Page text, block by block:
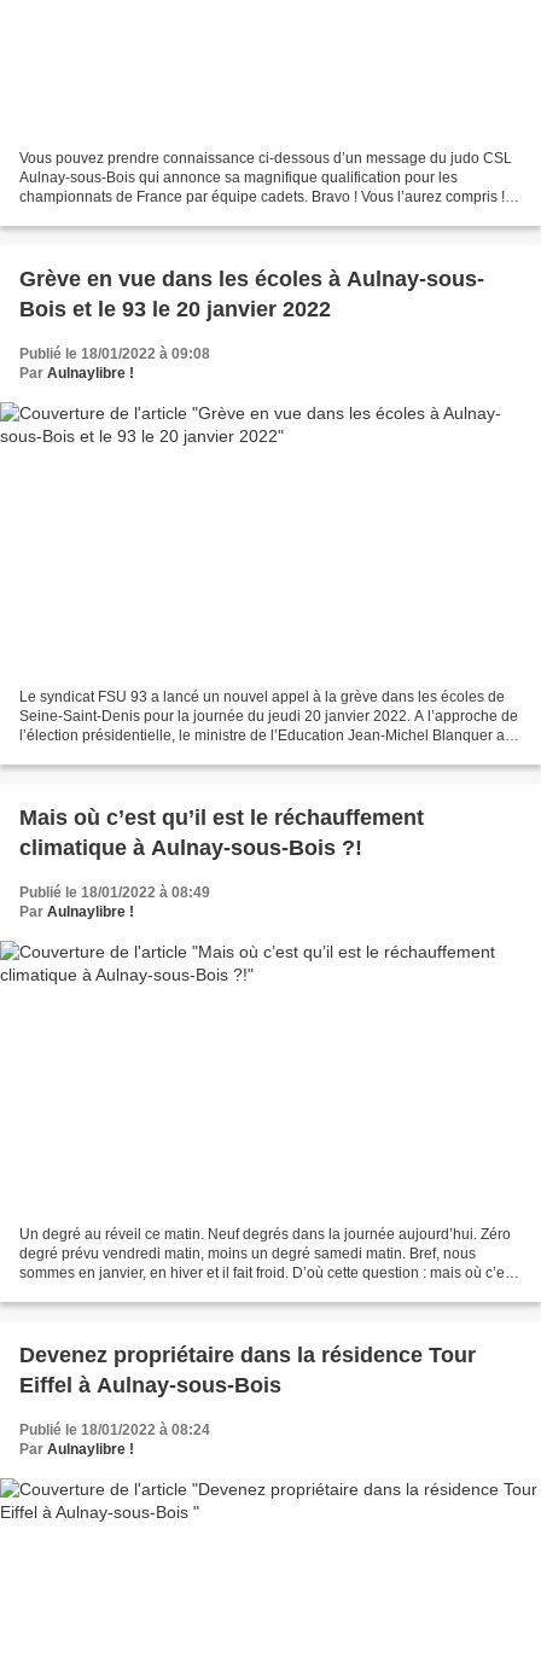
Vous pouvez prendre connaissance ci-dessous d’un message du judo CSL
Aulnay-sous-Bois qui annonce sa magnifique qualification pour les
championnats de France par équipe cadets. Bravo ! Vous l’aurez compris !
Grève en vue dans les écoles à Aulnay-sous-
Bois et le 93 le 20 janvier 2022
Publié le 18/01/2022 à 09:08
Par Aulnaylibre !
Le syndicat FSU 93 a lancé un nouvel appel à la grève dans les écoles de
Seine-Saint-Denis pour la journée du jeudi 20 janvier 2022. A l’approche de
l’élection présidentielle, le ministre de l’Education Jean-Michel Blanquer a
Mais où c’est qu’il est le réchauffement
climatique à Aulnay-sous-Bois ?!
Publié le 18/01/2022 à 08:49
Par Aulnaylibre !
Un degré au réveil ce matin. Neuf degrés dans la journée aujourd’hui. Zéro
degré prévu vendredi matin, moins un degré samedi matin. Bref, nous
sommes en janvier, en hiver et il fait froid. D’où cette question : mais où c’est
Devenez propriétaire dans la résidence Tour
Eiffel à Aulnay-sous-Bois
Publié le 18/01/2022 à 08:24
Par Aulnaylibre !